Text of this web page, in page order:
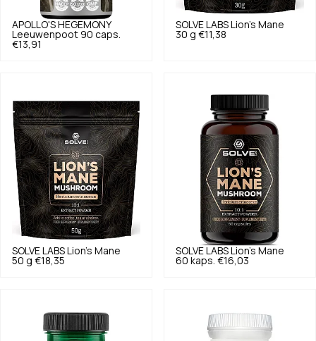
APOLLO'S HEGEMONY
Leeuwenpoot 90 caps.
€13,91
SOLVE LABS Lion's Mane
30 g €11,38
SOLVE LABS
Lion's Mane
50 g €18,35
SOLVE LABS
Lion's Mane
60 kaps. €16,03